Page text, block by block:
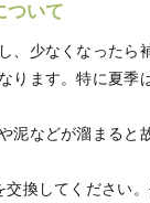
ついて
、少なくなったら
ります。特に夏季
泥などが溜まると
換してください